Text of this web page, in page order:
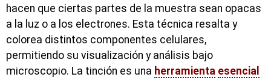
hacen que ciertas partes de la muestra sean opacas
a la luz o a los electrones. Esta técnica resalta y
colorea distintos componentes celulares,
permitiendo su visualización y análisis bajo
microscopio. La tinción es una herramienta esencial